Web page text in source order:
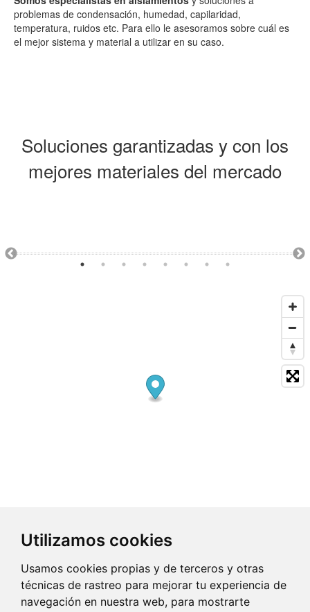
Utilizamos cookies
Usamos cookies propias y de terceros y otras
técnicas de rastreo para mejorar tu experiencia de
navegación en nuestra web, para mostrarte
problemas de condensación, humedad, capilaridad,
temperatura, ruidos etc. Para ello le asesoramos sobre cuál es
el mejor sistema y material a utilizar en su caso.
Soluciones garantizadas y con los
mejores materiales del mercado
General Salcedo Molinuevo, Bajo,
15009 A Coruña (A Coruña)
619 7... Clic para ver